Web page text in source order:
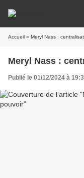
Accueil » Meryl Nass :
Meryl Nass :
Publié le 01/12/2024 à